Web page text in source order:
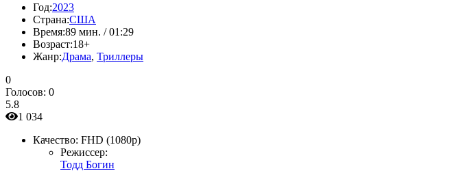
Год:2023
Страна:США
Время:89 мин. / 01:29
Возраст:18+
Жанр:Драма, Триллеры
0
Голосов: 0
5.8
1 034
Качество: FHD (1080p)
Режиссер:
Тодд Богин